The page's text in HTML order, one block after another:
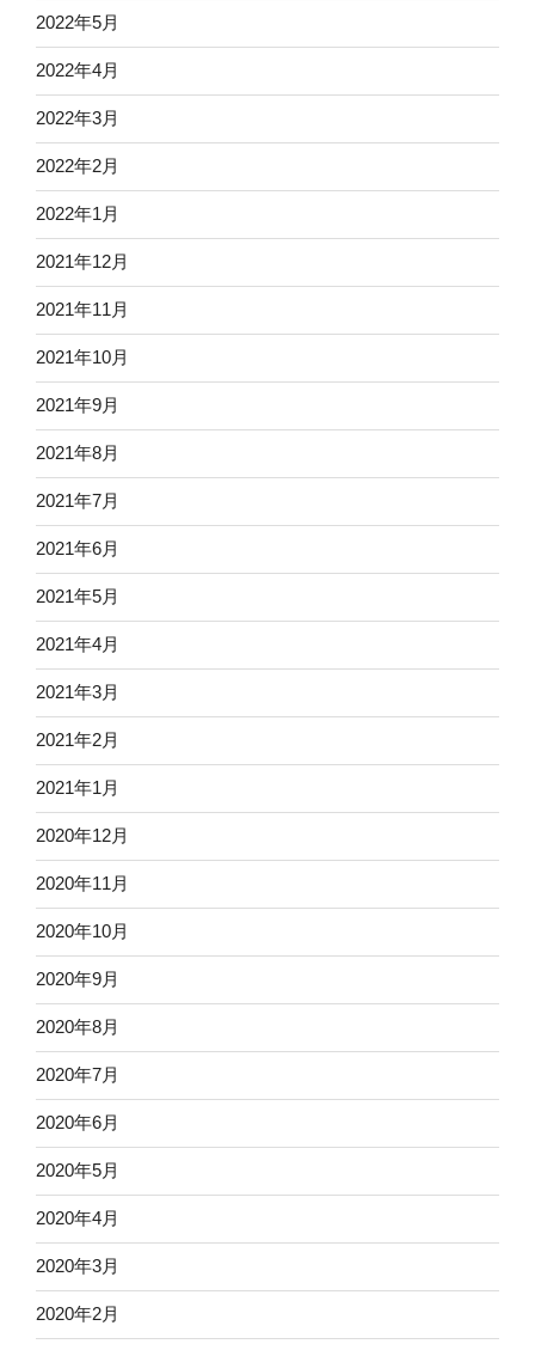
2022年5月
2022年4月
2022年3月
2022年2月
2022年1月
2021年12月
2021年11月
2021年10月
2021年9月
2021年8月
2021年7月
2021年6月
2021年5月
2021年4月
2021年3月
2021年2月
2021年1月
2020年12月
2020年11月
2020年10月
2020年9月
2020年8月
2020年7月
2020年6月
2020年5月
2020年4月
2020年3月
2020年2月